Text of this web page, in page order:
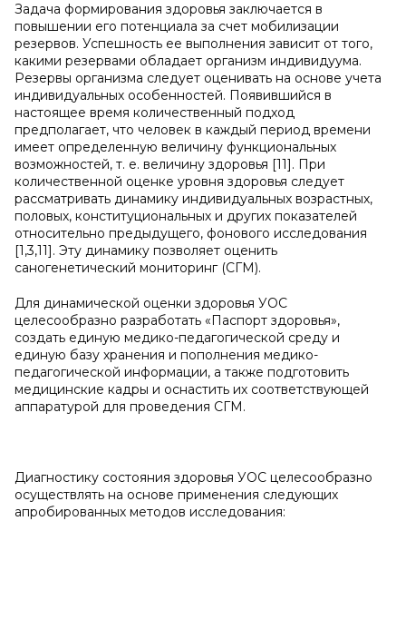
Задача формирования здоровья заключается в
повышении его потенциала за счет мобилизации
резервов. Успешность ее выполнения зависит от того,
какими резервами обладает организм индивидуума.
Резервы организма следует оценивать на основе учета
индивидуальных особенностей. Появившийся в
настоящее время количественный подход
предполагает, что человек в каждый период времени
имеет определенную величину функциональных
возможностей, т. е. величину здоровья [11]. При
количественной оценке уровня здоровья следует
рассматривать динамику индивидуальных возрастных,
половых, конституциональных и других показателей
относительно предыдущего, фонового исследования
[1,3,11]. Эту динамику позволяет оценить
саногенетический мониторинг (СГМ).
Для динамической оценки здоровья УОС
целесообразно разработать «Паспорт здоровья»,
создать единую медико-педагогической среду и
единую базу хранения и пополнения медико-
педагогической информации, а также подготовить
медицинские кадры и оснастить их соответствующей
аппаратурой для проведения СГМ.
Диагностику состояния здоровья УОС целесообразно
осуществлять на основе применения следующих
апробированных методов исследования: